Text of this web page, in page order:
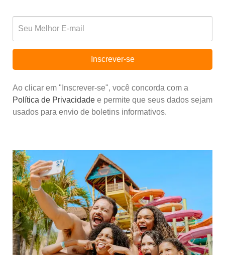
Inscrever-se
Ao clicar em "Inscrever-se", você concorda com a
Política de Privacidade e permite que seus dados sejam
usados para envio de boletins informativos.